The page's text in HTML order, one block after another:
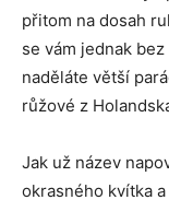
přitom na dosah
se vám jednak
naděláte větší
růžové z
Jak už název
okrasného kvítka